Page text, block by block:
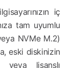
iç
tam uyumlu
NVMe M.2)
eski diskinizin
veya lisanslı